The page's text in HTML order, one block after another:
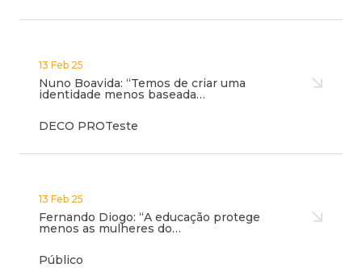
13 Feb 25
Nuno Boavida: “Temos de criar uma
identidade menos baseada…
DECO PROTeste
13 Feb 25
Fernando Diogo: “A educação protege
menos as mulheres do…
Público